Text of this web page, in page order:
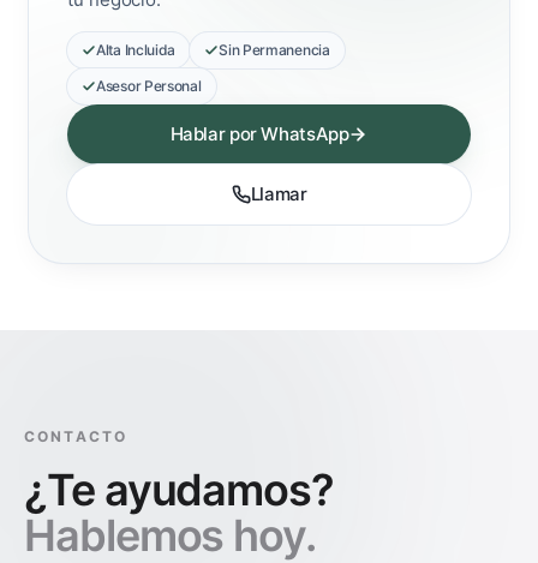
Alta Incluida
Sin Permanencia
Asesor Personal
Hablar por WhatsApp
Llamar
CONTACTO
¿Te ayudamos?
Hablemos hoy.